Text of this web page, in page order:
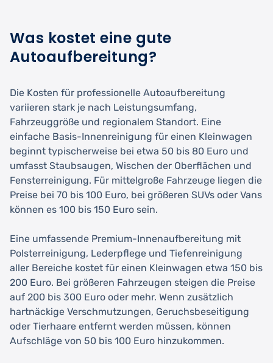
Was kostet eine gute
Autoaufbereitung?
Die Kosten für professionelle Autoaufbereitung
variieren stark je nach Leistungsumfang,
Fahrzeuggröße und regionalem Standort. Eine
einfache Basis-Innenreinigung für einen Kleinwagen
beginnt typischerweise bei etwa 50 bis 80 Euro und
umfasst Staubsaugen, Wischen der Oberflächen und
Fensterreinigung. Für mittelgroße Fahrzeuge liegen die
Preise bei 70 bis 100 Euro, bei größeren SUVs oder Vans
können es 100 bis 150 Euro sein.
Eine umfassende Premium-Innenaufbereitung mit
Polsterreinigung, Lederpflege und Tiefenreinigung
aller Bereiche kostet für einen Kleinwagen etwa 150 bis
200 Euro. Bei größeren Fahrzeugen steigen die Preise
auf 200 bis 300 Euro oder mehr. Wenn zusätzlich
hartnäckige Verschmutzungen, Geruchsbeseitigung
oder Tierhaare entfernt werden müssen, können
Aufschläge von 50 bis 100 Euro hinzukommen.